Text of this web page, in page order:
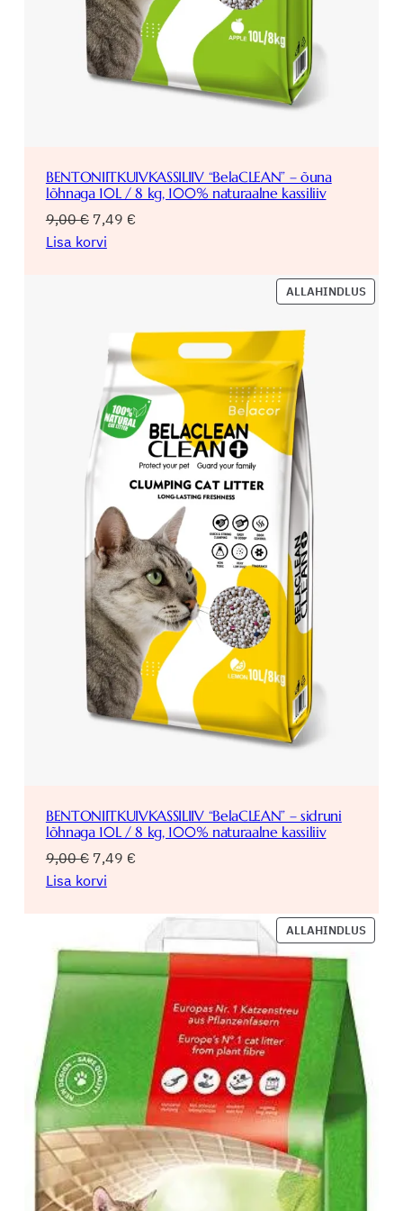
BENTONIITKUIVKASSILIIV “BelaCLEAN” – õuna
lõhnaga 10L / 8 kg, 100% naturaalne kassiliiv
9,00€ Algne
hind
7,49 €Praegune
Lisa korvi
ALLAHINDLUS
TOODE
BENTONIITKUIVKASSILIIV “BelaCLEAN” – sidruni
lõhnaga 10L / 8 kg, 100% naturaalne kassiliiv
9,00€ Algne
hind
7,49 €Praegune
7,49 €.
Lisa korvi
ALLAHINDLUS
TOODE